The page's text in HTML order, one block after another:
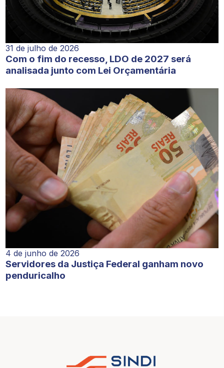
31 de julho de 2026
Com o fim do recesso, LDO de 2027 será
analisada junto com Lei Orçamentária
4 de junho de 2026
Servidores da Justiça Federal ganham novo
penduricalho